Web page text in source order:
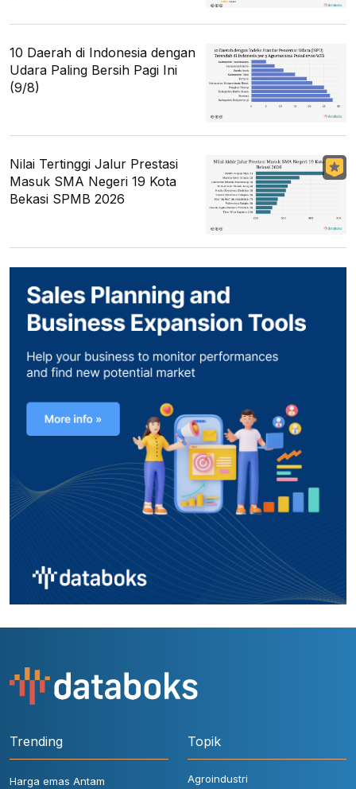
10 Daerah di Indonesia dengan
Udara Paling Bersih Pagi Ini
(9/8)
Nilai Tertinggi Jalur Prestasi
Masuk SMA Negeri 19 Kota
Bekasi SPMB 2026
Trending
Harga emas Antam
Topik
Agroindustri